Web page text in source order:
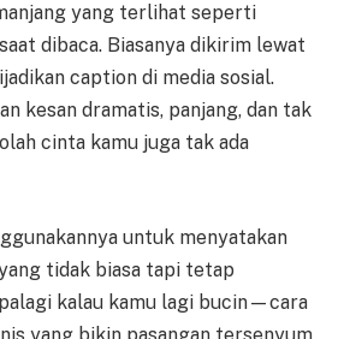
yang terlihat seperti
dibaca. Biasanya dikirim lewat
caption di media sosial.
kesan dramatis, panjang, dan tak
cinta kamu juga tak ada
untuk menyatakan
tidak biasa tapi tetap
kalau kamu lagi bucin—cara
yang bikin pasangan tersenyum